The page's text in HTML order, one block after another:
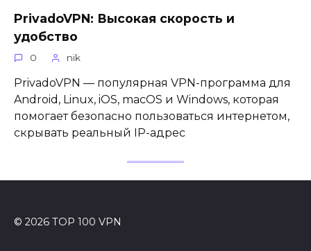
PrivadoVPN: Высокая скорость и
удобство
0 nik
PrivadoVPN — популярная VPN-программа для
Android, Linux, iOS, macOS и Windows, которая
помогает безопасно пользоваться интернетом,
скрывать реальный IP-адрес
© 2026 TOP 100 VPN